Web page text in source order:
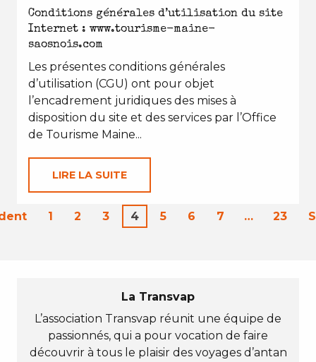
Conditions générales d’utilisation du site
Internet : www.tourisme-maine-
saosnois.com
Les présentes conditions générales
d’utilisation (CGU) ont pour objet
l’encadrement juridiques des mises à
disposition du site et des services par l’Office
de Tourisme Maine...
LIRE LA SUITE
1 2 3 4 5 6 7 … 23
La Transvap
L’association Transvap réunit une équipe de
passionnés, qui a pour vocation de faire
découvrir à tous le plaisir des voyages d’antan